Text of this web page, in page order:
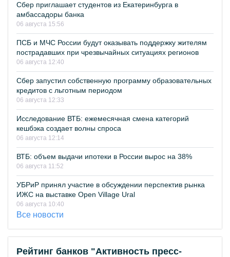
Сбер приглашает студентов из Екатеринбурга в
амбассадоры банка
06 августа 15:56
ПСБ и МЧС России будут оказывать поддержку жителям
пострадавших при чрезвычайных ситуациях регионов
06 августа 12:40
Сбер запустил собственную программу образовательных
кредитов с льготным периодом
06 августа 12:33
Исследование ВТБ: ежемесячная смена категорий
кешбэка создает волны спроса
06 августа 12:14
ВТБ: объем выдачи ипотеки в России вырос на 38%
06 августа 11:52
УБРиР принял участие в обсуждении перспектив рынка
ИЖС на выставке Open Village Ural
06 августа 10:40
Все новости
Рейтинг банков "Активность пресс-